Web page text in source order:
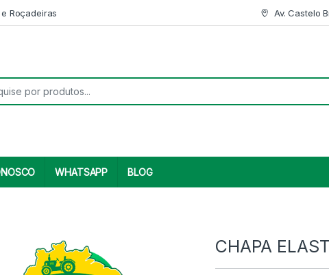
Roçadeiras Av. Castelo
WHATSAPP BLOG
CHAPA